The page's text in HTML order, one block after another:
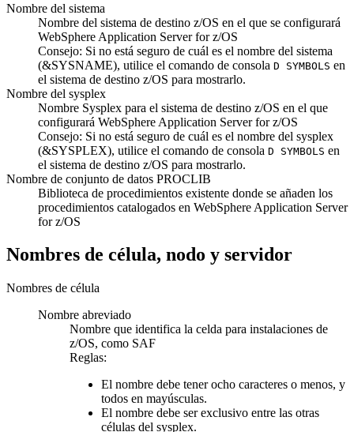
Nombre del sistema
Nombre del sistema de destino z/OS en el que se configurará
WebSphere Application Server for z/OS
Consejo: Si no está seguro de cuál es el nombre del sistema
(&SYSNAME), utilice el comando de consola D SYMBOLS en
el sistema de destino z/OS para mostrarlo.
Nombre del sysplex
Nombre Sysplex para el sistema de destino z/OS en el que
configurará WebSphere Application Server for z/OS
Consejo: Si no está seguro de cuál es el nombre del sysplex
(&SYSPLEX), utilice el comando de consola D SYMBOLS en
el sistema de destino z/OS para mostrarlo.
Nombre de conjunto de datos PROCLIB
Biblioteca de procedimientos existente donde se añaden los
procedimientos catalogados en WebSphere Application Server
for z/OS
Nombres de célula, nodo y servidor
Nombres de célula
Nombre abreviado
Nombre que identifica la celda para instalaciones de
z/OS, como SAF
Reglas:
El nombre debe tener ocho caracteres o menos, y
todos en mayúsculas.
El nombre debe ser exclusivo entre las otras
células del sysplex.